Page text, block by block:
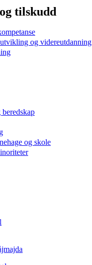
tilskudd
og videreutdanning
og skole